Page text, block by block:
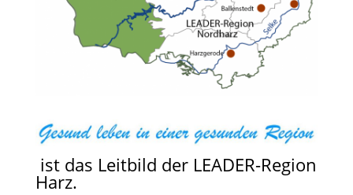
ist das Leitbild der LEADER-Region
Harz.